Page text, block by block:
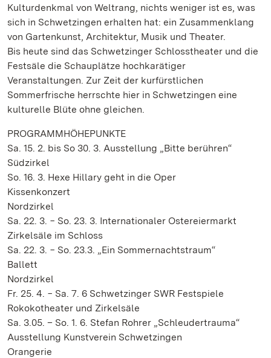
Kulturdenkmal von Weltrang, nichts weniger ist es, was
sich in Schwetzingen erhalten hat: ein Zusammenklang
von Gartenkunst, Architektur, Musik und Theater.
Bis heute sind das Schwetzinger Schlosstheater und die
Festsäle die Schauplätze hochkarätiger
Veranstaltungen. Zur Zeit der kurfürstlichen
Sommerfrische herrschte hier in Schwetzingen eine
kulturelle Blüte ohne gleichen.
PROGRAMMHÖHEPUNKTE
Sa. 15. 2. bis So 30. 3. Ausstellung „Bitte berühren“
Südzirkel
So. 16. 3. Hexe Hillary geht in die Oper
Kissenkonzert
Nordzirkel
Sa. 22. 3. − So. 23. 3. Internationaler Ostereiermarkt
Zirkelsäle im Schloss
Sa. 22. 3. − So. 23.3. „Ein Sommernachtstraum“
Ballett
Nordzirkel
Fr. 25. 4. − Sa. 7. 6 Schwetzinger SWR Festspiele
Rokokotheater und Zirkelsäle
Sa. 3.05. – So. 1. 6. Stefan Rohrer „Schleudertrauma“
Ausstellung Kunstverein Schwetzingen
Orangerie